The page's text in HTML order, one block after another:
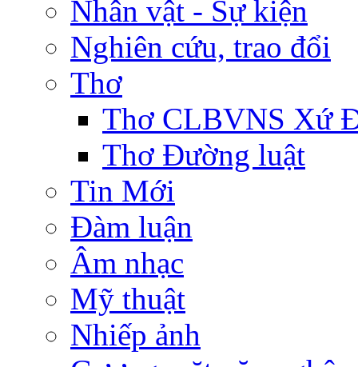
Nhân vật - Sự kiện
Nghiên cứu, trao đổi
Thơ
Thơ CLBVNS Xứ
Thơ Đường luật
Tin Mới
Đàm luận
Âm nhạc
Mỹ thuật
Nhiếp ảnh